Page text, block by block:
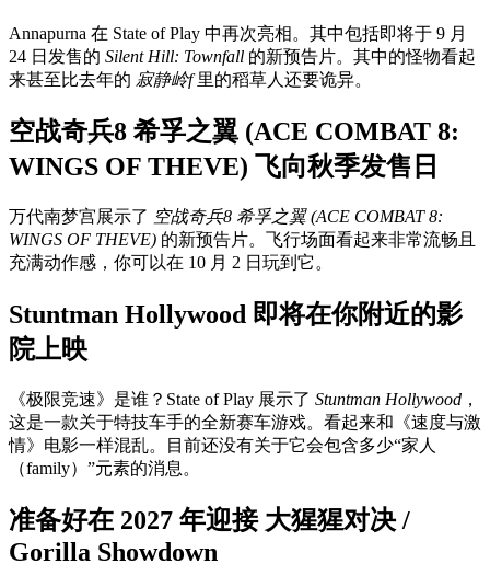
Annapurna 在 State of Play 中再次亮相。其中包括即将于 9 月
24 日发售的 Silent Hill: Townfall 的新预告片。其中的怪物看起
来甚至比去年的 寂静岭f里的稻草人还要诡异。
空战奇兵8 希孚之翼 (ACE COMBAT 8:
WINGS OF THEVE) 飞向秋季发售日
万代南梦宫展示了 空战奇兵8 希孚之翼 (ACE COMBAT 8:
WINGS OF THEVE) 的新预告片。飞行场面看起来非常流畅且
充满动作感，你可以在 10 月 2 日玩到它。
Stuntman Hollywood 即将在你附近的影
院上映
《极限竞速》是谁？State of Play 展示了 Stuntman Hollywood ，
这是一款关于特技车手的全新赛车游戏。看起来和《速度与激
情》电影一样混乱。目前还没有关于它会包含多少“家人
（family）”元素的消息。
准备好在 2027 年迎接 大猩猩对决 /
Gorilla Showdown